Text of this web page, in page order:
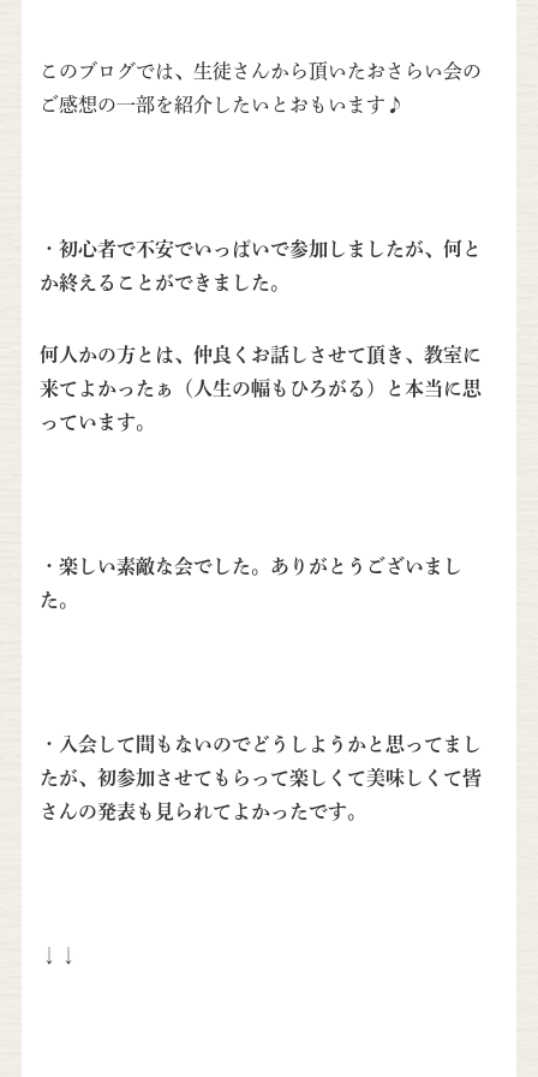
このブログでは、生徒さんから頂いたおさらい会の
ご感想の一部を紹介したいとおもいます♪
・初心者で不安でいっぱいで参加しましたが、何と
か終えることができました。
何人かの方とは、仲良くお話しさせて頂き、教室に
来てよかったぁ（人生の幅もひろがる）と本当に思
っています。
・楽しい素敵な会でした。ありがとうございまし
た。
・入会して間もないのでどうしようかと思ってまし
たが、初参加させてもらって楽しくて美味しくて皆
さんの発表も見られてよかったです。